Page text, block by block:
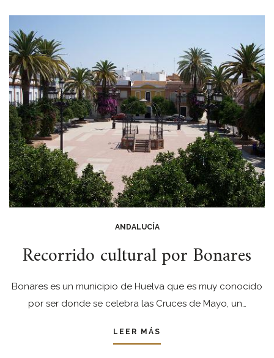
ANDALUCÍA
Recorrido cultural por Bonares
Bonares es un municipio de Huelva que es muy conocido
por ser donde se celebra las Cruces de Mayo, un…
LEER MÁS